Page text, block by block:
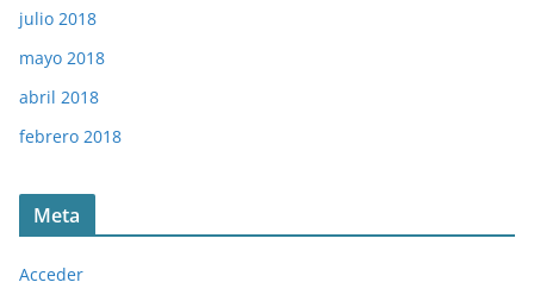
julio 2018
mayo 2018
abril 2018
febrero 2018
Meta
Acceder